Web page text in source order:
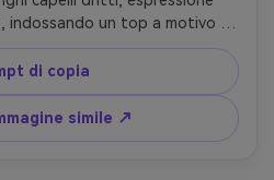
indossando un top a motivo
di collage di carta, sfondo
e streamers, illuminazione
delle ombre, stretta 4:5
forme nitide, sensazione di
da 85 mm, profondità di
di copia
simile ↗